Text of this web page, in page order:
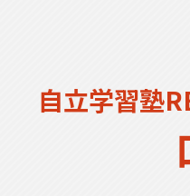
自立学習塾